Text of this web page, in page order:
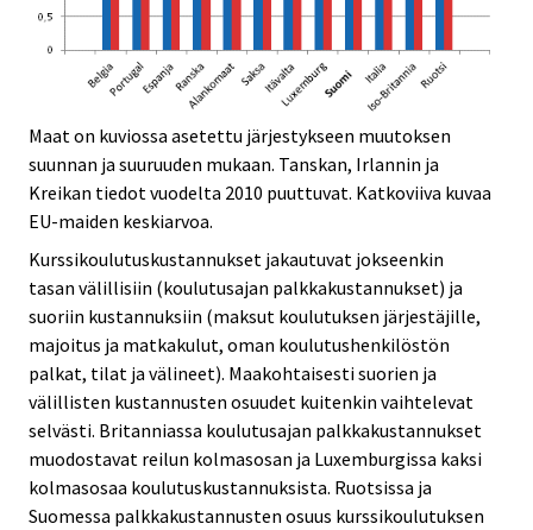
Maat on kuviossa asetettu järjestykseen muutoksen
suunnan ja suuruuden mukaan. Tanskan, Irlannin ja
Kreikan tiedot vuodelta 2010 puuttuvat. Katkoviiva kuvaa
EU-maiden keskiarvoa.
Kurssikoulutuskustannukset jakautuvat jokseenkin
tasan välillisiin (koulutusajan palkkakustannukset) ja
suoriin kustannuksiin (maksut koulutuksen järjestäjille,
majoitus ja matkakulut, oman koulutushenkilöstön
palkat, tilat ja välineet). Maakohtaisesti suorien ja
välillisten kustannusten osuudet kuitenkin vaihtelevat
selvästi. Britanniassa koulutusajan palkkakustannukset
muodostavat reilun kolmasosan ja Luxemburgissa kaksi
kolmasosaa koulutuskustannuksista. Ruotsissa ja
Suomessa palkkakustannusten osuus kurssikoulutuksen